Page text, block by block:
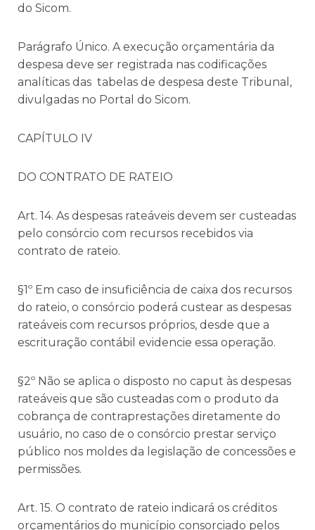
do Sicom.
Parágrafo Único. A execução orçamentária da
despesa deve ser registrada nas codificações
analíticas das tabelas de despesa deste Tribunal,
divulgadas no Portal do Sicom.
CAPÍTULO IV
DO CONTRATO DE RATEIO
Art. 14. As despesas rateáveis devem ser custeadas
pelo consórcio com recursos recebidos via
contrato de rateio.
§1º Em caso de insuficiência de caixa dos recursos
do rateio, o consórcio poderá custear as despesas
rateáveis com recursos próprios, desde que a
escrituração contábil evidencie essa operação.
§2º Não se aplica o disposto no caput às despesas
rateáveis que são custeadas com o produto da
cobrança de contraprestações diretamente do
usuário, no caso de o consórcio prestar serviço
público nos moldes da legislação de concessões e
permissões.
Art. 15. O contrato de rateio indicará os créditos
orçamentários do município consorciado pelos